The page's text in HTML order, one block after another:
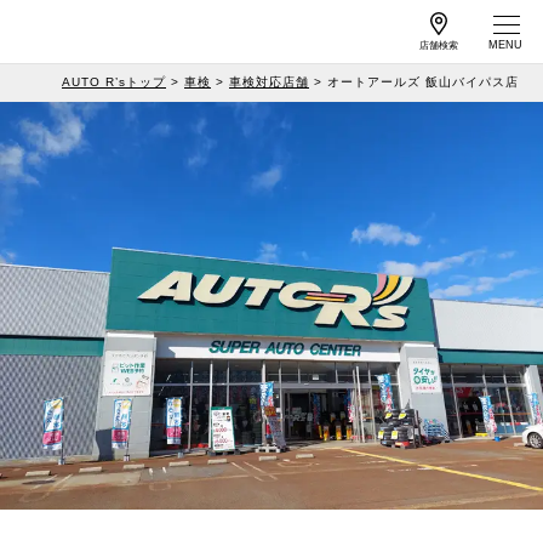
店舗検索
作業予約 車検予約
店舗情報
工賃一覧
メールマガジンの
よくある質問
キャンペーン
カーメンテナンス
特集
AUTO R’sトップ 車検 車検対応店舗 オートアールズ 飯山バイパス店